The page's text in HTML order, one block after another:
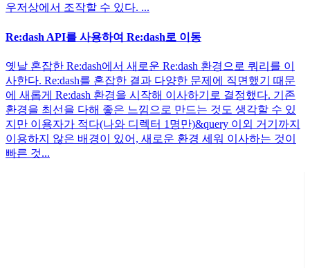
우저상에서 조작할 수 있다. ...
Re:dash API를 사용하여 Re:dash로 이동
옛날 혼잡한 Re:dash에서 새로운 Re:dash 환경으로 쿼리를 이
사한다. Re:dash를 혼잡한 결과 다양한 문제에 직면했기 때문
에 새롭게 Re:dash 환경을 시작해 이사하기로 결정했다. 기존
환경을 최선을 다해 좋은 느낌으로 만드는 것도 생각할 수 있
지만 이용자가 적다(나와 디렉터 1명만)&query 이외 거기까지
이용하지 않은 배경이 있어, 새로운 환경 세워 이사하는 것이
빠른 것...